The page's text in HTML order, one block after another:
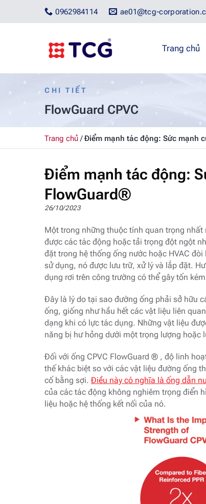
ae01@tcg-
0962984114
Trang chủ
CHI TIẾT
FlowGuard CPVC
Trang chủ/Điểm mạnh tác động: Sức mạnh
Điểm mạnh tác động:
FlowGuard®
26/10/2023
Một trong những thuộc tính quan trọng
được các tác động hoặc tải trọng đột ngột
đặt trong hệ thống ống nước hoặc HVAC
sử dụng, nó được lưu trữ, xử lý và lắp đặt.
dụng rơi trên công trường có thể gây tốn
Đây là lý do tại sao đường ống phải sở hữu
ống, giống như hầu hết các vật liệu liên
dạng khi có lực tác dụng. Những vật liệu
năng bị hư hỏng dưới một trọng lượng hoặc
Đối với ống CPVC FlowGuard ® , độ linh
thế khác biệt so với các vật liệu đường ống
cố bằng sợi. Điều này có nghĩa là ống dẫn
của các tác động không nghiêm trọng điển
liệu hoặc hệ thống kết nối của nó.